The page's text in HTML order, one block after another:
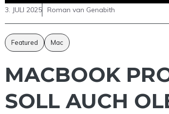
3. JULI 2025 Roman van Genabith
Featured Mac
MACBOOK
OLL AUCH